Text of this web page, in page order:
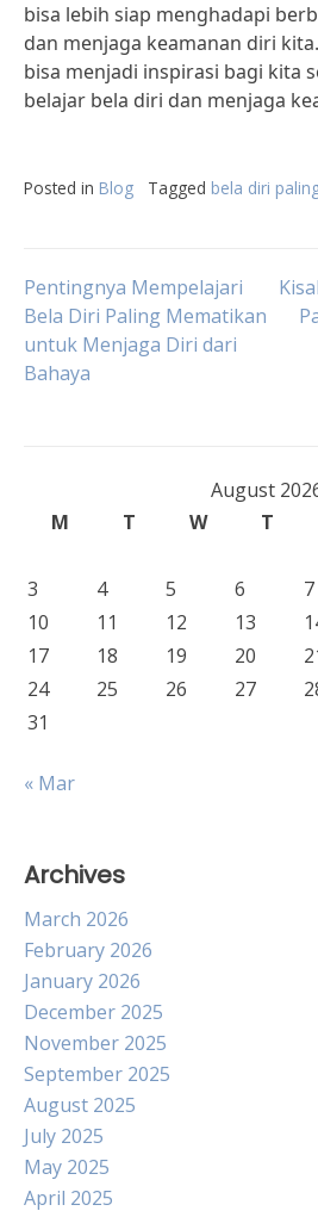
bisa lebih siap menghadapi
dan menjaga keamanan diri
bisa menjadi inspirasi bagi kita
belajar bela diri dan menjaga
Posted in Blog Tagged bela diri
Post
navigation
Pentingnya Mempelajari
Bela Diri Paling Mematikan
untuk Menjaga Diri dari
Bahaya
August
M
T W T
3
4 5 6 7
10
11 12 13
17
18 19 20
24
25 26 27
31
« Mar
Archives
March 2026
February 2026
January 2026
December 2025
November 2025
September 2025
August 2025
July 2025
May 2025
April 2025